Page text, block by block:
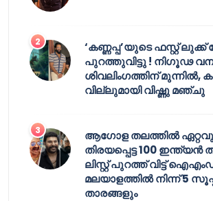
‘കണ്ണപ്പ’യുടെ ഫസ്റ്റ് ലുക്ക്
പുറത്തുവിട്ടു ! നിഗൂഢ
ശിവലിംഗത്തിന് മുന്നിൽ,
വില്ലുമായി വിഷ്ണു മഞ്ചു
ആഗോള തലത്തിൽ
തിരയപ്പെട്ട 100 ഇന്ത്യൻ
ലിസ്റ്റ് പുറത്ത് വിട്ട്
മലയാളത്തിൽ നിന്ന് 5
താരങ്ങളും